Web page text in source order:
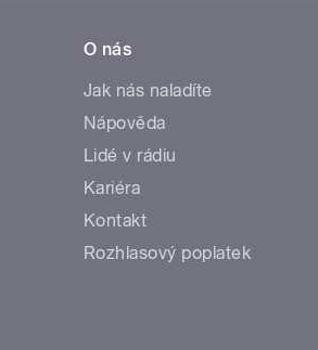
O nás
Jak nás naladíte
Nápověda
Lidé v rádiu
Kariéra
Kontakt
Rozhlasový poplatek